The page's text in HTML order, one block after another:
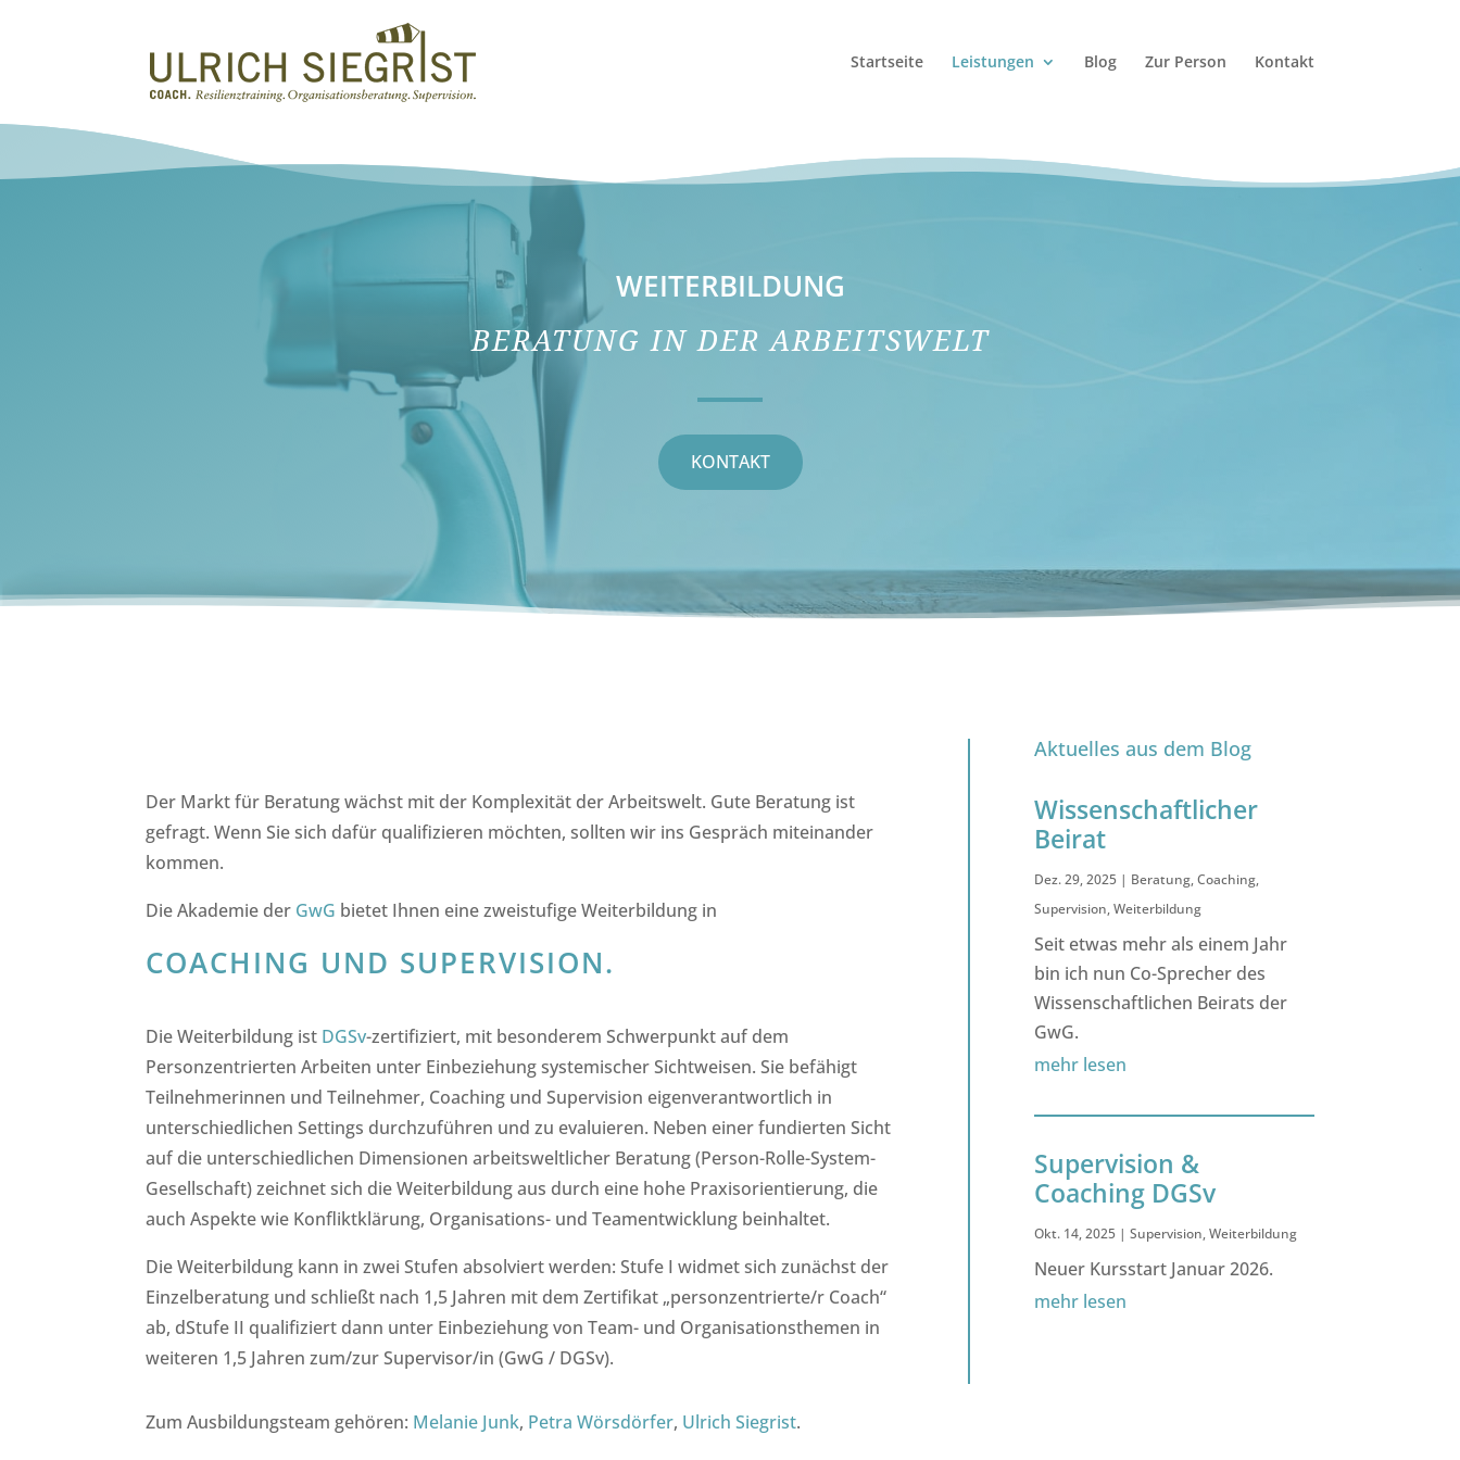
Startseite Leistungen Blog Zur Person Kontakt
WEITERBILDUNG
BERATUNG IN DER ARBEITSWELT
KONTAKT
Der Markt für Beratung wächst mit der Komplexität der Arbeitswelt. Gute Beratung ist
gefragt. Wenn Sie sich dafür qualifizieren möchten, sollten wir ins Gespräch miteinander
kommen.
Die Akademie der GwG bietet Ihnen eine zweistufige Weiterbildung in
COACHING UND SUPERVISION.
Die Weiterbildung ist DGSv-zertifiziert, mit besonderem Schwerpunkt auf dem
Personzentrierten Arbeiten unter Einbeziehung systemischer Sichtweisen. Sie befähigt
Teilnehmerinnen und Teilnehmer, Coaching und Supervision eigenverantwortlich in
unterschiedlichen Settings durchzuführen und zu evaluieren. Neben einer fundierten Sicht
auf die unterschiedlichen Dimensionen arbeitsweltlicher Beratung (Person-Rolle-System-
Gesellschaft) zeichnet sich die Weiterbildung aus durch eine hohe Praxisorientierung, die
auch Aspekte wie Konfliktklärung, Organisations- und Teamentwicklung beinhaltet.
Die Weiterbildung kann in zwei Stufen absolviert werden:Stufe I widmet sich zunächst der
Einzelberatung und schließt nach 1,5 Jahren mit dem Zertifikat „personzentrierte/r Coach“
ab, dStufe II qualifiziert dann unter Einbeziehung von Team- und Organisationsthemen in
weiteren 1,5 Jahren zum/zur Supervisor/in (GwG / DGSv).
Zum Ausbildungsteam gehören: Melanie Junk, Petra Wörsdörfer, Ulrich Siegrist.
Aktuelles aus dem Blog
Wissenschaftlicher
Beirat
Dez. 29, 2025| Beratung,Coaching,
Supervision,Weiterbildung
Seit etwas mehr als einem Jahr
bin ich nun Co-Sprecher des
Wissenschaftlichen Beirats der
GwG.
mehr lesen
Supervision &
Coaching DGSv
Okt. 14, 2025| Supervision,Weiterbildung
Neuer Kursstart Januar 2026.
mehr lesen